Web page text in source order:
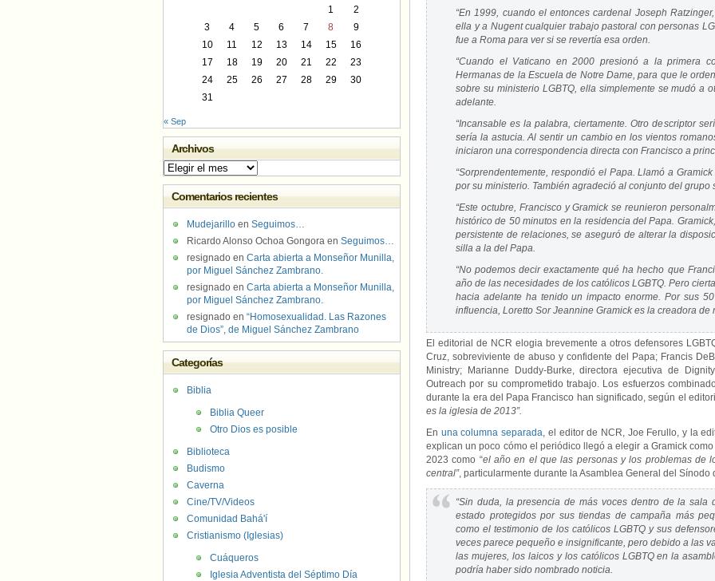
“En 1999, cuando el entonces cardenal Joseph
ella y a Nugent cualquier trabajo pastoral con personas
fue a Roma para ver si se revertía esa orden.
“Cuando el Vaticano en 2000 presionó a la primera
Hermanas de la Escuela de Notre Dame, para que le
sobre su ministerio LGBTQ, ella simplemente se mudó a
adelante.
“Incansable es la palabra, ciertamente. Otro descriptor
sería la astucia. Al sentir un cambio en los vientos
iniciaron una correspondencia directa con Francisco a
“Sorprendentemente, respondió el Papa. Llamó a
por su ministerio. También agradeció al conjunto del grupo
“Este octubre, Francisco y Gramick se reunieron
histórico de 50 minutos en la residencia del Papa.
persistente de relaciones, se aseguró de alterar la
silla a la del Papa.
“No podemos decir exactamente qué ha hecho que
año de las necesidades de los católicos LGBTQ. Pero
hacia adelante ha tenido un impacto enorme. Por sus
influencia, Loretto Sor Jeannine Gramick es la creadora de
El editorial de NCR elogia brevemente a otros defensores
Cruz, sobreviviente de abuso y confidente del Papa; Francis
Ministry; Marianne Duddy-Burke, directora ejecutiva de
Outreach por su comprometido trabajo. Los esfuerzos
durante la era del Papa Francisco han significado, según el
es la iglesia de 2013”.
En una columna separada, el editor de NCR, Joe Ferullo, y la
explican un poco cómo el periódico llegó a elegir a Gramick
2023 como “el año en el que las personas y los problemas de
central”, particularmente durante la Asamblea General del
“Sin duda, la presencia de más voces dentro de la
estado protegidos por sus tiendas de campaña más
como el testimonio de los católicos LGBTQ y sus
veces parece pequeño e insignificante, pero debido a las
las mujeres, los laicos y los católicos LGBTQ en la
podría haber sido nombrado noticia.
1
2
3
4 5 6 7 8
9
10
11 12 13 14 15
16
17
18 19 20 21 22
23
24
25 26 27 28 29
30
31
« Sep
Archivos
Archivos
Comentarios recientes
Mudejarillo en Seguimos…
Ricardo Alonso Ochoa Gongora en Seguimos…
resignado en Carta abierta a Monseñor Munilla,
por Miguel Sánchez Zambrano.
resignado en Carta abierta a Monseñor Munilla,
por Miguel Sánchez Zambrano.
resignado en “Homosexualidad. Las Razones
de Dios”, de Miguel Sánchez Zambrano
Categorías
Biblia
Biblia Queer
Otro Dios es posible
Biblioteca
Budismo
Caverna
Cine/TV/Videos
Comunidad Bahá'í
Cristianismo (Iglesias)
Cuáqueros
Iglesia Adventista del Séptimo Día